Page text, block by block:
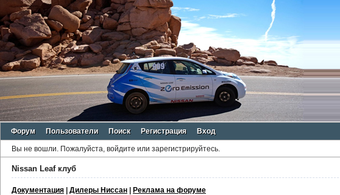
Форум Пользователи Поиск Регистрация Вход
Вы не вошли. Пожалуйста, войдите или зарегистрируйтесь.
Nissan Leaf клуб
Документация | Дилеры Ниссан | Реклама на форуме